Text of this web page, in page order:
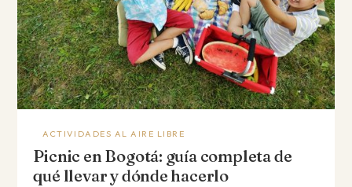
ACTIVIDADES AL AIRE LIBRE
Picnic en Bogotá: guía completa de
qué llevar y dónde hacerlo